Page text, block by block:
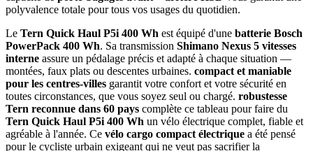
Vélos cargo & pliable à assistance électrique
Financement vélo
En savoir plus
Demander un essai
En savoir plus
Contactez-nous
Description